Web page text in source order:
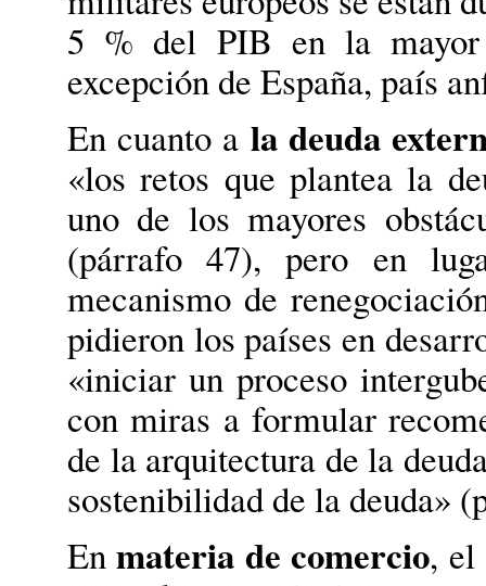
5 % del PIB en la mayor
excepción de España, país
En cuanto a la deuda
«los retos que plantea la
uno de los mayores
(párrafo 47), pero en
mecanismo de
pidieron los países en
«iniciar un proceso
con miras a formular
de la arquitectura de la
sostenibilidad de la deuda»
Enmateria de comercio, el